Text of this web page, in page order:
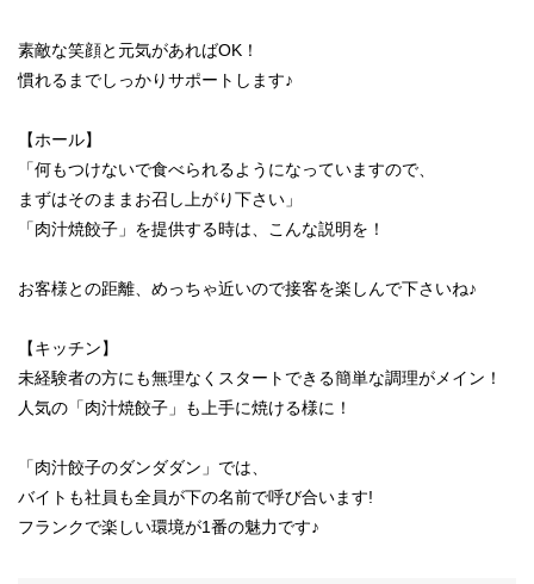
素敵な笑顔と元気があればOK！
慣れるまでしっかりサポートします♪
【ホール】
「何もつけないで食べられるようになっていますので、
まずはそのままお召し上がり下さい」
「肉汁焼餃子」を提供する時は、こんな説明を！
お客様との距離、めっちゃ近いので接客を楽しんで下さいね♪
【キッチン】
未経験者の方にも無理なくスタートできる簡単な調理がメイン！
人気の「肉汁焼餃子」も上手に焼ける様に！
「肉汁餃子のダンダダン」では、
バイトも社員も全員が下の名前で呼び合います!
フランクで楽しい環境が1番の魅力です♪